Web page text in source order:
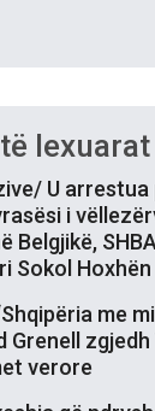
lexuarat
U arrestua
i
Belgjikë,
Sokol Hoxhën
me
Grenell
verore